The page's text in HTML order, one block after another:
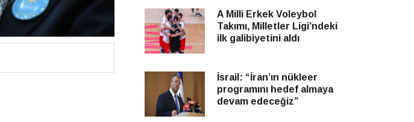
A Milli Erkek Voleybol
Takımı, Milletler Ligi’ndeki
ilk galibiyetini aldı
İsrail: “İran’ın nükleer
programını hedef almaya
devam edeceğiz”